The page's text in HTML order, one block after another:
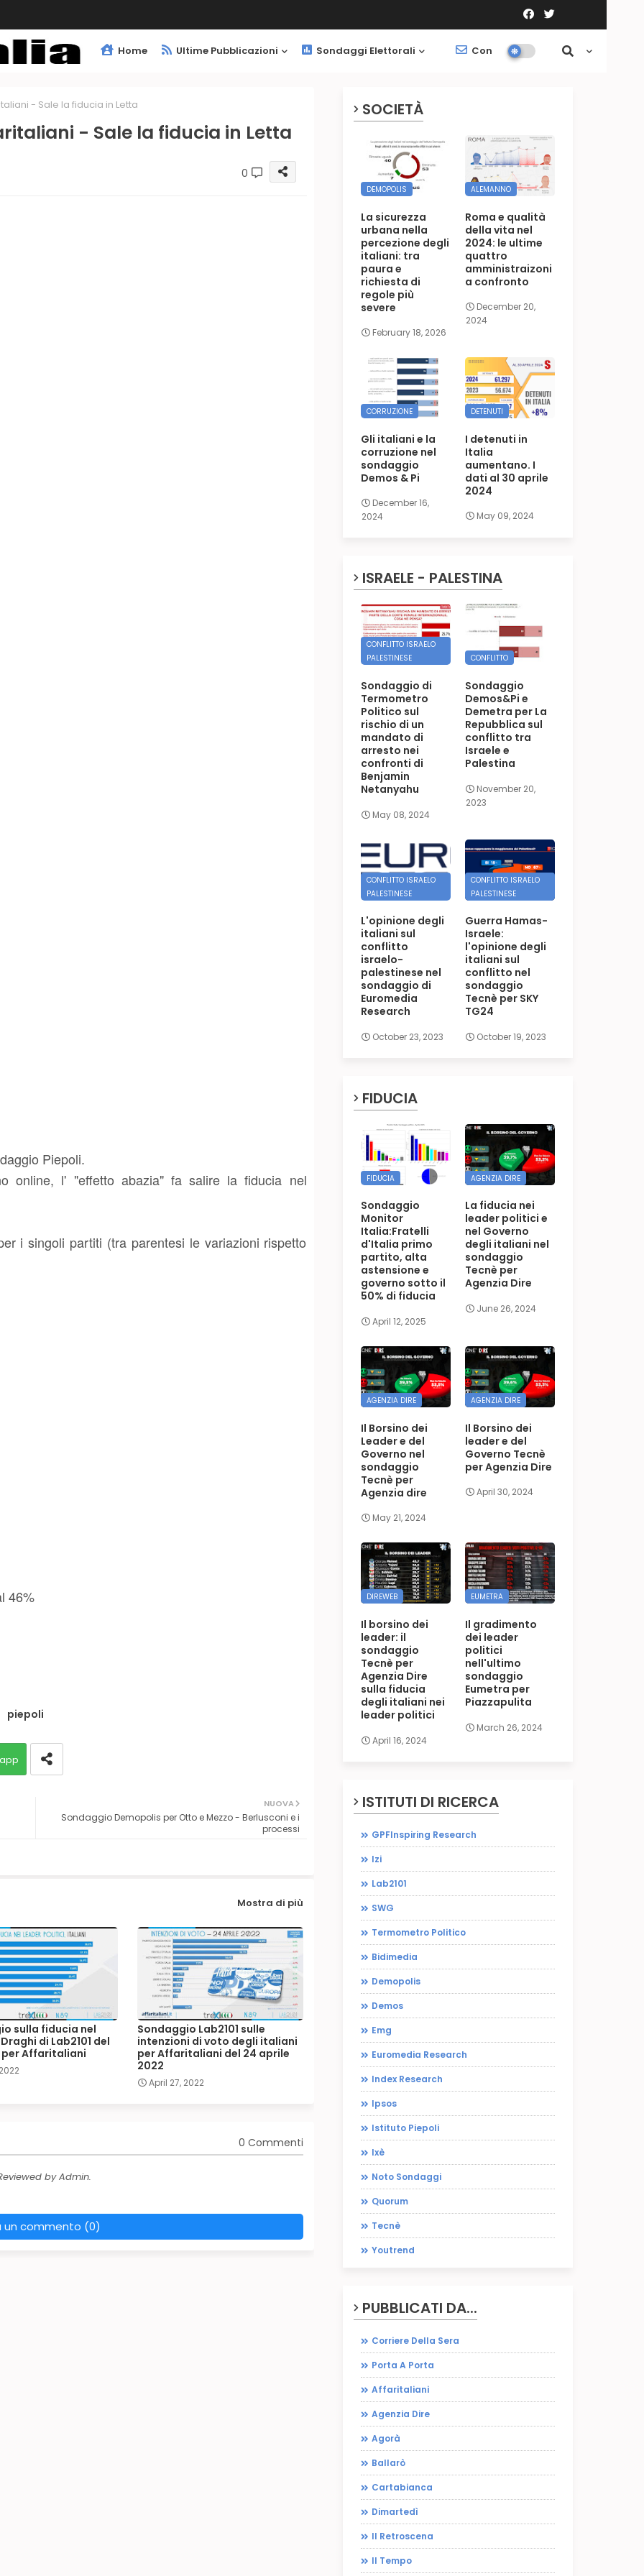
Home Ultime Pubblicazioni Sondaggi Elettorali Contatti Società
- Sale la fiducia in Letta
- Sale la fiducia in Letta
0
Piepoli.
online, l' "effetto abazia" fa salire la fiducia nel
i singoli partiti (tra parentesi le variazioni rispetto
46%
piepoli
NUOVA
Sondaggio Demopolis per Otto e Mezzo - Berlusconi e i
processi
Mostra di più
sulla fiducia nel
di Lab2101 del
per Affaritaliani
Sondaggio Lab2101 sulle
intenzioni di voto degli italiani
per Affaritaliani del 24 aprile
2022
April 27, 2022
0 Commenti
by Admin.
un commento (0)
SOCIETÀ
DEMOPOLIS
La sicurezza
urbana nella
percezione degli
italiani: tra
paura e
richiesta di
regole più
severe
February 18, 2026
ALEMANNO
Roma e qualità
della vita nel
2024: le ultime
quattro
amministraizoni
a confronto
December 20,
2024
CORRUZIONE
Gli italiani e la
corruzione nel
sondaggio
Demos & Pi
December 16,
2024
DETENUTI
I detenuti in
Italia
aumentano. I
dati al 30 aprile
2024
May 09, 2024
ISRAELE - PALESTINA
CONFLITTO ISRAELO
PALESTINESE
Sondaggio di
Termometro
Politico sul
rischio di un
mandato di
arresto nei
confronti di
Benjamin
Netanyahu
May 08, 2024
CONFLITTO
Sondaggio
Demos&Pi e
Demetra per La
Repubblica sul
conflitto tra
Israele e
Palestina
November 20,
2023
CONFLITTO ISRAELO
PALESTINESE
L'opinione degli
italiani sul
conflitto
israelo-
palestinese nel
sondaggio di
Euromedia
Research
October 23, 2023
CONFLITTO ISRAELO
PALESTINESE
Guerra Hamas-
Israele:
l'opinione degli
italiani sul
conflitto nel
sondaggio
Tecnè per SKY
TG24
October 19, 2023
FIDUCIA
FIDUCIA
Sondaggio
Monitor
Italia:Fratelli
d'Italia primo
partito, alta
astensione e
governo sotto il
50% di fiducia
April 12, 2025
AGENZIA DIRE
La fiducia nei
leader politici e
nel Governo
degli italiani nel
sondaggio
Tecnè per
Agenzia Dire
June 26, 2024
AGENZIA DIRE
Il Borsino dei
Leader e del
Governo nel
sondaggio
Tecnè per
Agenzia dire
May 21, 2024
AGENZIA DIRE
Il Borsino dei
leader e del
Governo Tecnè
per Agenzia Dire
April 30, 2024
DIREWEB
Il borsino dei
leader: il
sondaggio
Tecnè per
Agenzia Dire
sulla fiducia
degli italiani nei
leader politici
April 16, 2024
EUMETRA
Il gradimento
dei leader
politici
nell'ultimo
sondaggio
Eumetra per
Piazzapulita
March 26, 2024
ISTITUTI DI RICERCA
GPFInspiring Research
Izi
Lab2101
SWG
Termometro Politico
Bidimedia
Demopolis
Demos
Emg
Euromedia Research
Index Research
Ipsos
Istituto Piepoli
Ixè
Noto Sondaggi
Quorum
Tecnè
Youtrend
PUBBLICATI DA...
Corriere Della Sera
Porta A Porta
Affaritaliani
Agenzia Dire
Agorà
Ballarò
Cartabianca
Dimartedì
Il Retroscena
Il Tempo